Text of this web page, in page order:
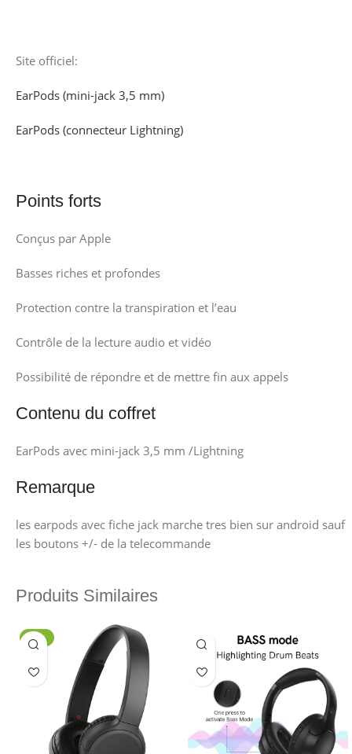
Site officiel:
EarPods (mini-jack 3,5 mm)
EarPods (connecteur Lightning)
Points forts
Conçus par Apple
Basses riches et profondes
Protection contre la transpiration et l’eau
Contrôle de la lecture audio et vidéo
Possibilité de répondre et de mettre fin aux appels
Contenu du coffret
EarPods avec mini-jack 3,5 mm /Lightning
Remarque
les earpods avec fiche jack marche tres bien sur android sauf
les boutons +/- de la telecommande
Produits Similaires
-17%